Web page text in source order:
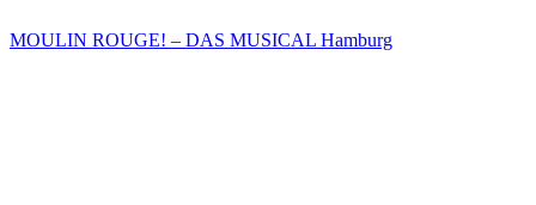
MOULIN ROUGE! – DAS MUSICAL Hamburg